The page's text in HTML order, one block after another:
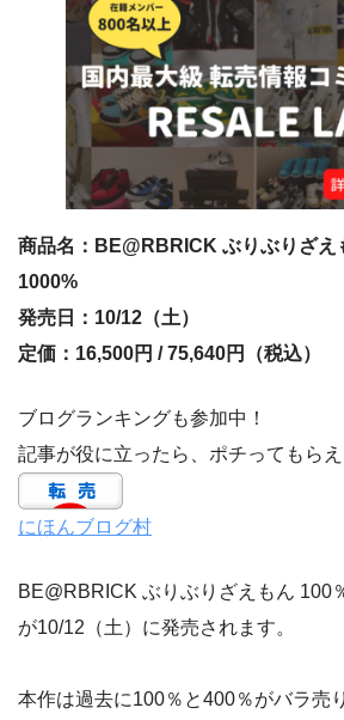
商品名：BE@RBRICK ぶりぶりざえ
1000%
発売日：10/12（土）
定価：16,500円 / 75,640円（税込）
ブログランキングも参加中！
記事が役に立ったら、ポチってもらえ
にほんブログ村
BE@RBRICK ぶりぶりざえもん 100
が10/12（土）に発売されます。
本作は過去に100％と400％がバラ売